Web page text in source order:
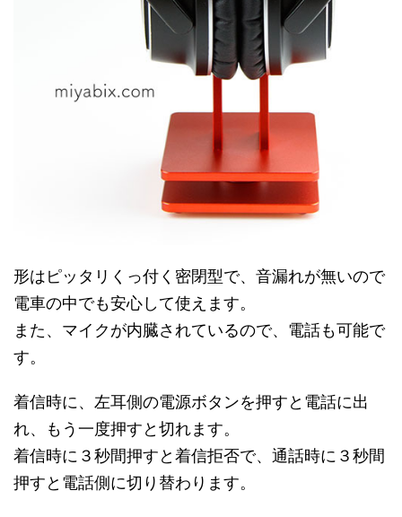
形はピッタリくっ付く密閉型で、音漏れが無いので
電車の中でも安心して使えます。
また、マイクが内臓されているので、電話も可能で
す。
着信時に、左耳側の電源ボタンを押すと電話に出
れ、もう一度押すと切れます。
着信時に３秒間押すと着信拒否で、通話時に３秒間
押すと電話側に切り替わります。